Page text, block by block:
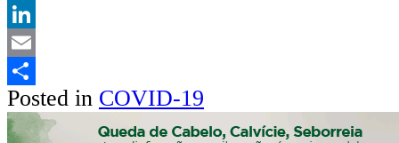
Twitter
LinkedIn
Email
Share
Posted in COVID-19